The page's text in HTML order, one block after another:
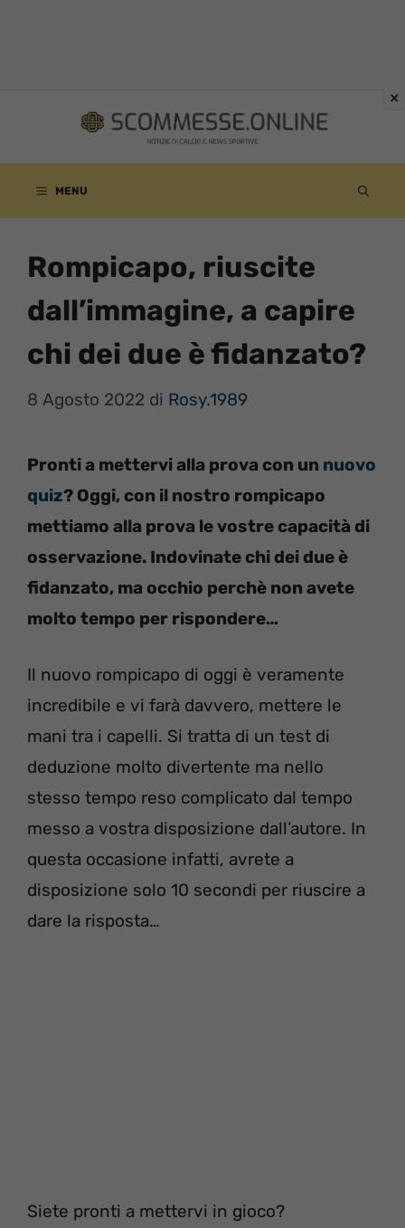
contenuto
MENU
Rompicapo, riuscite
dall’immagine, a capire
chi dei due è fidanzato?
8 Agosto 2022 di Rosy.1989
Pronti a mettervi alla prova con un nuovo
quiz? Oggi, con il nostro rompicapo
mettiamo alla prova le vostre capacità di
osservazione. Indovinate chi dei due è
fidanzato, ma occhio perchè non avete
molto tempo per rispondere…
Il nuovo rompicapo di oggi è veramente
incredibile e vi farà davvero, mettere le
mani tra i capelli. Si tratta di un test di
deduzione molto divertente ma nello
stesso tempo reso complicato dal tempo
messo a vostra disposizione dall’autore. In
questa occasione infatti, avrete a
disposizione solo 10 secondi per riuscire a
dare la risposta…
Siete pronti a mettervi in gioco?